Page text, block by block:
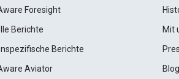
Foresight
Berichte
Berichte
Aviator
Mit
Blog